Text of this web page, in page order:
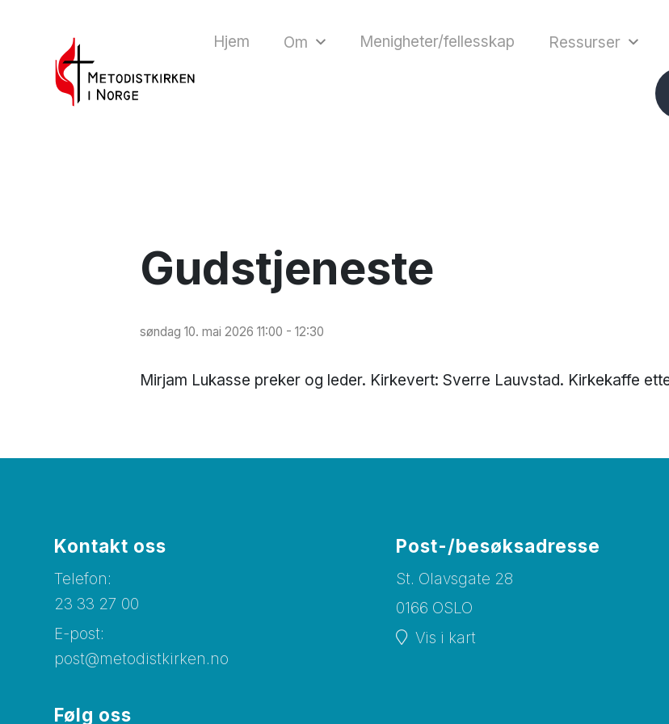
Hjem Om Menigheter/fellesskap Ressurser
Gudstjeneste
søndag 10. mai 2026 11:00 - 12:30
Mirjam Lukasse preker og leder. Kirkevert: Sverre Lauvstad. Kirkekaffe
Kontakt oss
Telefon:
23 33 27 00
E-post:
post@metodistkirken.no
Følg oss
Post-/besøksadresse
St. Olavsgate 28
0166 OSLO
Vis i kart